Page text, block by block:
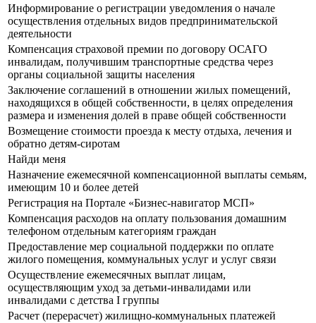
Информирование о регистрации уведомления о начале
осуществления отдельных видов предпринимательской
деятельности
Компенсация страховой премии по договору ОСАГО
инвалидам, получившим транспортные средства через
органы социальной защиты населения
Заключение соглашений в отношении жилых помещений,
находящихся в общей собственности, в целях определения
размера и изменения долей в праве общей собственности
Возмещение стоимости проезда к месту отдыха, лечения и
обратно детям-сиротам
Найди меня
Назначение ежемесячной компенсационной выплаты семьям,
имеющим 10 и более детей
Регистрация на Портале «Бизнес-навигатор МСП»
Компенсация расходов на оплату пользования домашним
телефоном отдельным категориям граждан
Предоставление мер социальной поддержки по оплате
жилого помещения, коммунальных услуг и услуг связи
Осуществление ежемесячных выплат лицам,
осуществляющим уход за детьми-инвалидами или
инвалидами с детства I группы
Расчет (перерасчет) жилищно-коммунальных платежей